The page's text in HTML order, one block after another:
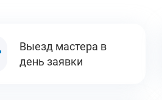
Выезд мастера в
день заявки